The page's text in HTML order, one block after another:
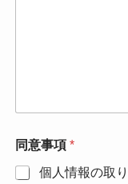
問
い
合
同意事項 *
個人情報の取